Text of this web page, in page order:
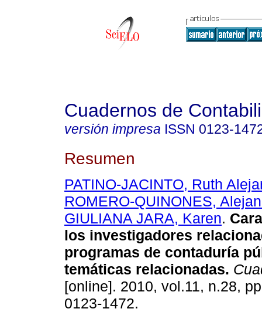
Cuadernos de
versión impresa ISSN 0123-
Resumen
PATINO-JACINTO, Ruth
ROMERO-QUINONES,
GIULIANA JARA, Karen.
los investigadores
programas de contaduría
temáticas relacionadas.
[online]. 2010, vol.11, n.28,
0123-1472.